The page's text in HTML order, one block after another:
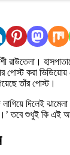
রাউতেলা।
পোস্ট করা
তাঁর পোস্ট।
দিলেই
তবে শুধুই কি এই